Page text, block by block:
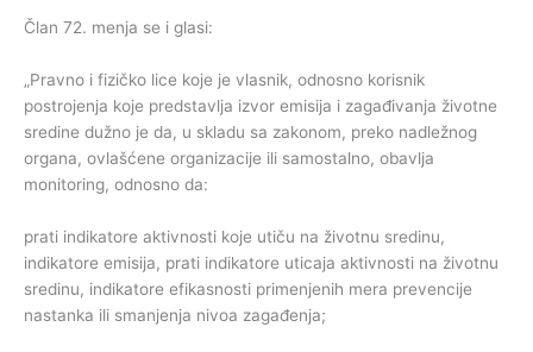
Član 72. menja se i glasi:
„Pravno i fizičko lice koje je vlasnik, odnosno korisnik
postrojenja koje predstavlja izvor emisija i zagađivanja životne
sredine dužno je da, u skladu sa zakonom, preko nadležnog
organa, ovlašćene organizacije ili samostalno, obavlja
monitoring, odnosno da:
prati indikatore aktivnosti koje utiču na životnu sredinu,
indikatore emisija, prati indikatore uticaja aktivnosti na životnu
sredinu, indikatore efikasnosti primenjenih mera prevencije
nastanka ili smanjenja nivoa zagađenja;